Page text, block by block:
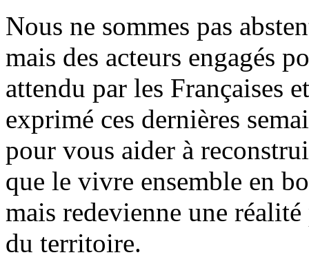
Nous ne sommes pas
mais des acteurs engagés
attendu par les Françaises
exprimé ces dernières
pour vous aider à
que le vivre ensemble en
mais redevienne une
du territoire.